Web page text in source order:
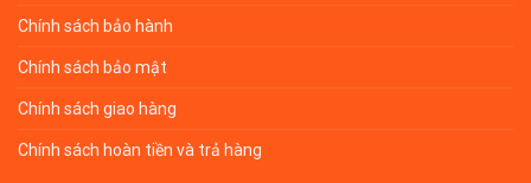
Chính sách bảo hành
Chính sách bảo mật
Chính sách giao hàng
Chính sách hoàn tiền và trả hàng